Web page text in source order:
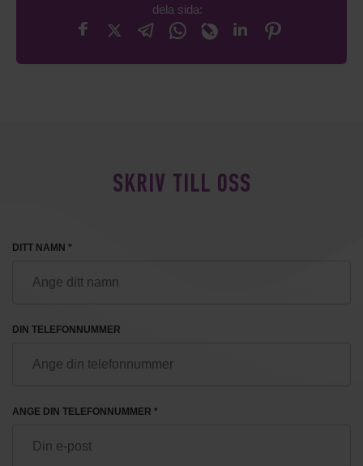
dela sida:
SKRIV TILL OSS
DITT NAMN *
DIN TELEFONNUMMER
ANGE DIN TELEFONNUMMER *